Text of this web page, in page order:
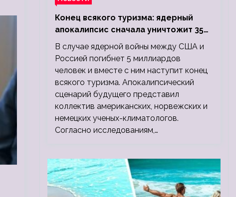
Конец всякого туризма: ядерный
апокалипсис сначала уничтожит 350
миллионов, а потом 5 миллиардов
людей
В случае ядерной войны между США и
Россией погибнет 5 миллиардов
человек и вместе с ним наступит конец
всякого туризма. Апокалипсический
сценарий будущего представил
коллектив американских, норвежских и
немецких ученых-климатологов.
Согласно исследованиям,…